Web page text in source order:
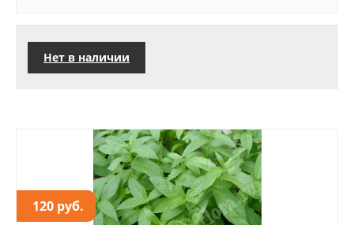
Нет в наличии
120 руб.